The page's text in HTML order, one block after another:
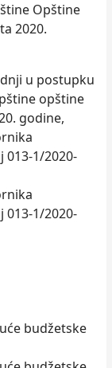
Opštine
2020.
u postupku
opštine
godine,
013-1/2020-
013-1/2020-
budžetske